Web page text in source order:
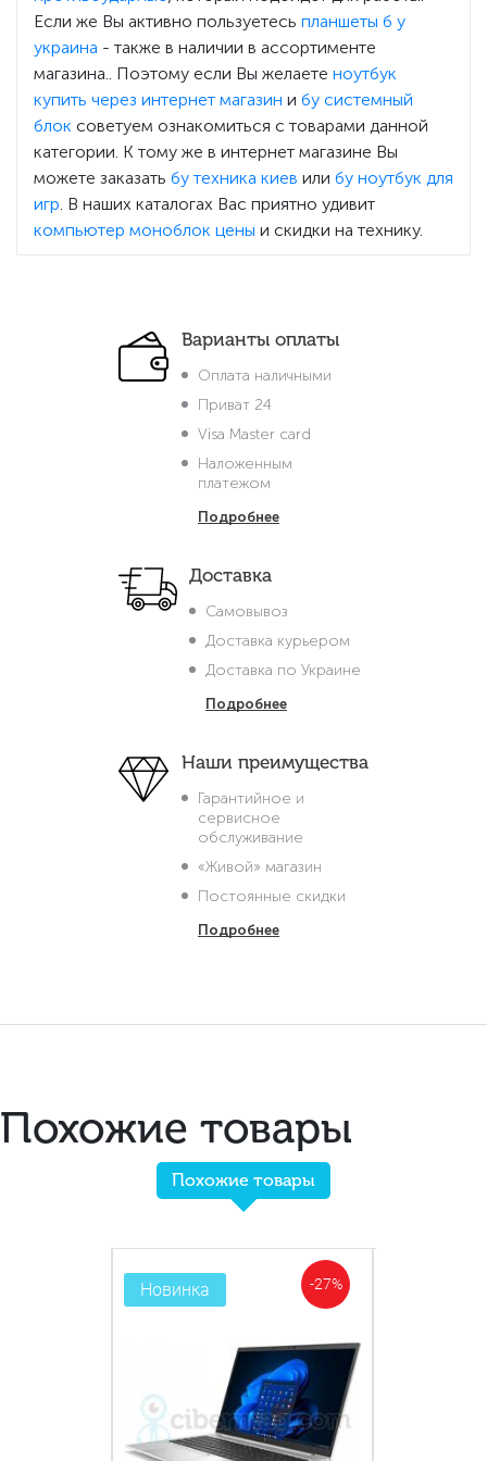
Если же Вы активно пользуетесь планшеты б у
украина - также в наличии в ассортименте
магазина.. Поэтому если Вы желаете ноутбук
купить через интернет магазин и бу системный
блок советуем ознакомиться с товарами данной
категории. К тому же в интернет магазине Вы
можете заказать бу техника киев или бу ноутбук для
игр . В наших каталогах Вас приятно удивит
компьютер моноблок цены и скидки на технику.
Варианты оплаты
Оплата наличными
Приват 24
Visa Master card
Наложенным
платежом
Подробнее
Доставка
Самовывоз
Доставка курьером
Доставка по Украине
Подробнее
Наши преимущества
Гарантийное и
сервисное
обслуживание
«Живой» магазин
Постоянные скидки
Подробнее
Похожие товары
Похожие товары
-27%
Новинка